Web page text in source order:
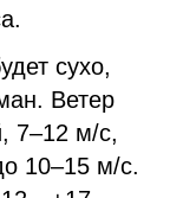
сухо,
Ветер
7–12 м/с,
10–15 м/с.